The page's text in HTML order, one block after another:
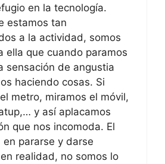
en la tecnología.
estamos tan
a la actividad, somos
ella que cuando paramos
sensación de angustia
haciendo cosas. Si
metro, miramos el móvil,
y así aplacamos
que nos incomoda. El
pararse y darse
realidad, no somos lo